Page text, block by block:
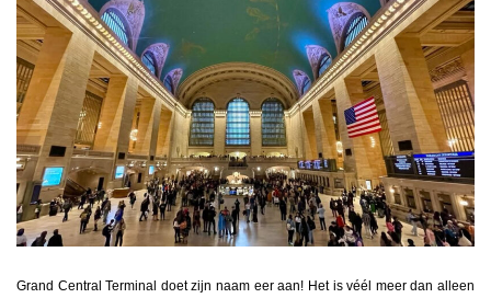
Grand Central Terminal doet zijn naam eer aan! Het is véél meer dan alleen